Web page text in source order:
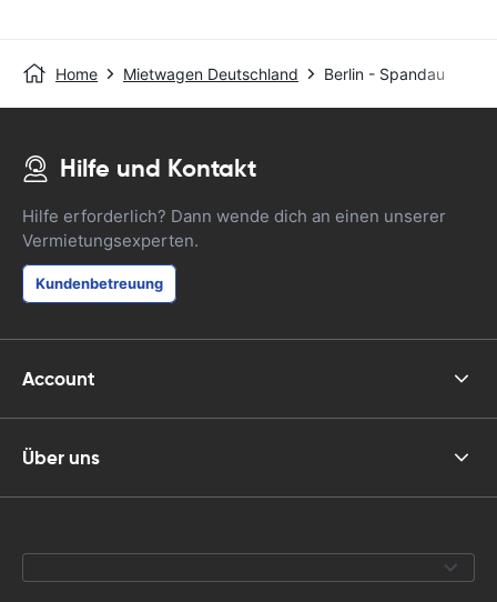
Home Mietwagen Deutschland Berlin - Spandau
Hilfe und Kontakt
Hilfe erforderlich? Dann wende dich an einen unserer
Vermietungsexperten.
Kundenbetreuung
Account
Über uns